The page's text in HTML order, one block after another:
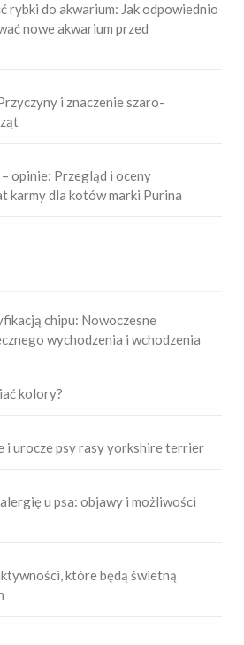
rybki do akwarium: Jak odpowiednio
nowe akwarium przed
i znaczenie szaro-
opinie: Przegląd i oceny
karmy dla kotów marki Purina
chipu: Nowoczesne
wychodzenia i wchodzenia
kolory?
i urocze psy rasy yorkshire terrier
u psa: objawy i możliwości
które będą świetną